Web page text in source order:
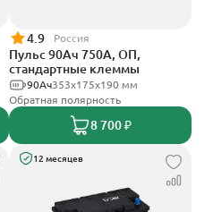
4.9 Россия
Пульс 90Ач 750А, ОП,
стандартные клеммы
353x175x190 мм
90Ач
Обратная полярность
8 700 ₽
12 месяцев